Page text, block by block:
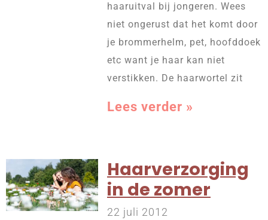
haaruitval bij jongeren. Wees
niet ongerust dat het komt door
je brommerhelm, pet, hoofddoek
etc want je haar kan niet
verstikken. De haarwortel zit
Lees verder »
Haarverzorging
in de zomer
22 juli 2012